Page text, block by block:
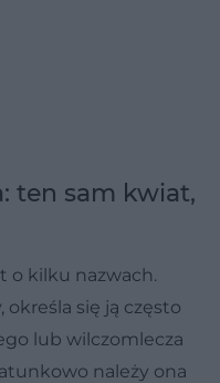
ten sam kwiat,
o kilku nazwach.
określa się ją często
lub wilczomlecza
należy ona